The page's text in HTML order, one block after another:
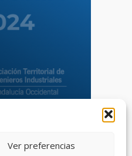
Ver preferencias